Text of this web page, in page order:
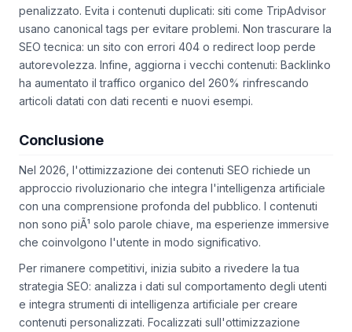
Il keyword stuffing Ã¨ morto. Un blog di viaggi che ripete
"vacanze economiche" 20 volte in 500 parole viene
penalizzato. Evita i contenuti duplicati: siti come TripAdvisor
usano canonical tags per evitare problemi. Non trascurare la
SEO tecnica: un sito con errori 404 o redirect loop perde
autorevolezza. Infine, aggiorna i vecchi contenuti: Backlinko
articoli datati con dati recenti e nuovi esempi.
Conclusione
Nel 2026, l'ottimizzazione dei contenuti SEO richiede un
approccio rivoluzionario che integra l'intelligenza artificiale
con una comprensione profonda del pubblico. I contenuti
non sono piÃ¹ solo parole chiave, ma esperienze immersive
che coinvolgono l'utente in modo significativo.
Per rimanere competitivi, inizia subito a rivedere la tua
strategia SEO: analizza i dati sul comportamento degli utenti